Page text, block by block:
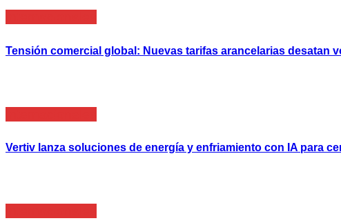
Tensión comercial global: Nuevas tarifas arancelarias desatan
Vertiv lanza soluciones de energía y enfriamiento con IA para